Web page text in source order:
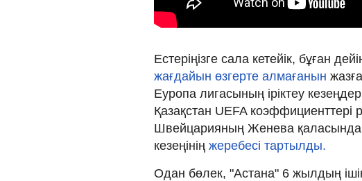
Естеріңізге сала кетейік, бұған
жағдайын өзгерте алмағанын
Еуропа лигасының іріктеу
Қазақстан UEFA коэффициенттері
Швейцарияның Женева
кезеңінің жеребесі тартылды.
Одан бөлек, "Астана" 6 жылдың